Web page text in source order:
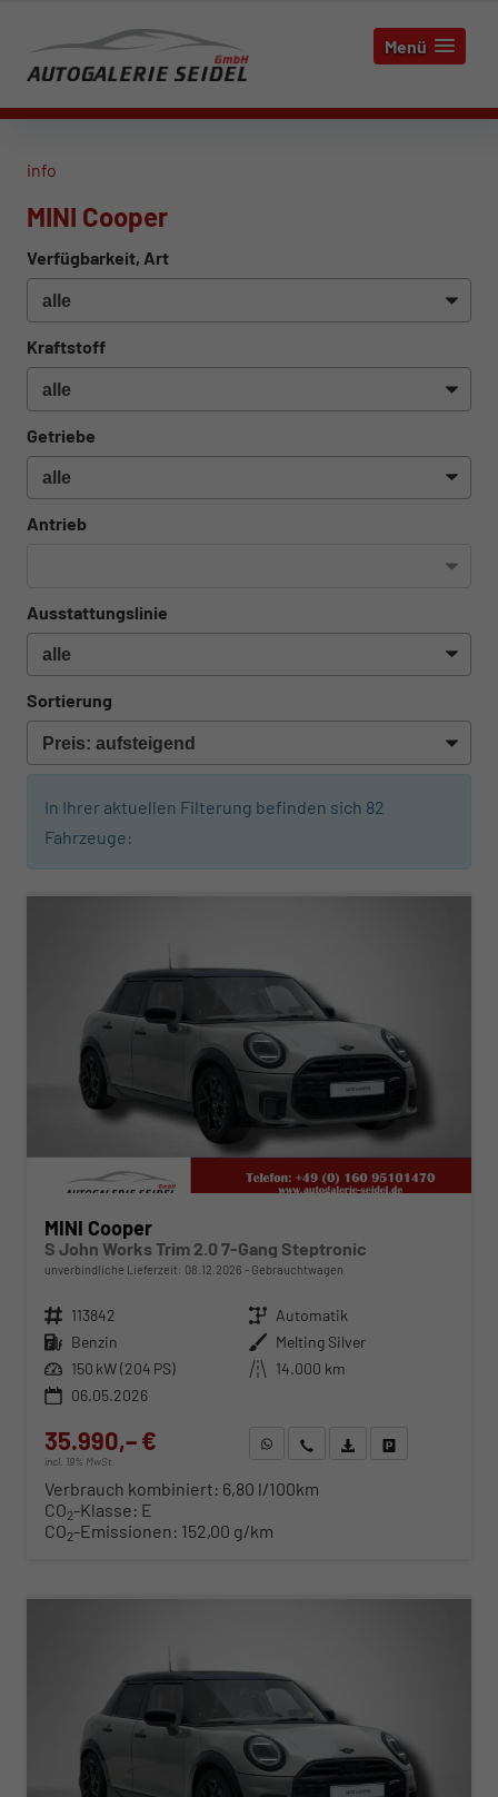
Menü
info
MINI Cooper
Verfügbarkeit, Art
Kraftstoff
Getriebe
Antrieb
Ausstattungslinie
Sortierung
In Ihrer aktuellen Filterung befinden sich 82
Fahrzeuge:
ab 366,– € mtl.
MINI Cooper
S John Works Trim 2.0 7-Gang Steptronic
unverbindliche Lieferzeit: 08.12.2026 Gebrauchtwagen
Fahrzeugnr. 113842 Getriebe Automatik
Kraftstoff Benzin Außenfarbe Melting Silver
Leistung 150 kW (204 PS) Kilometerstand 14.000 km
06.05.2026
35.990,– €
incl. 19% MwSt.
WhatsApp anfragen
Wir rufen Sie anFahrzeugexposé (PDF)
Verbrauch kombiniert: 6,80 l/100km
CO2-Klasse: E
CO2-Emissionen: 152,00 g/km